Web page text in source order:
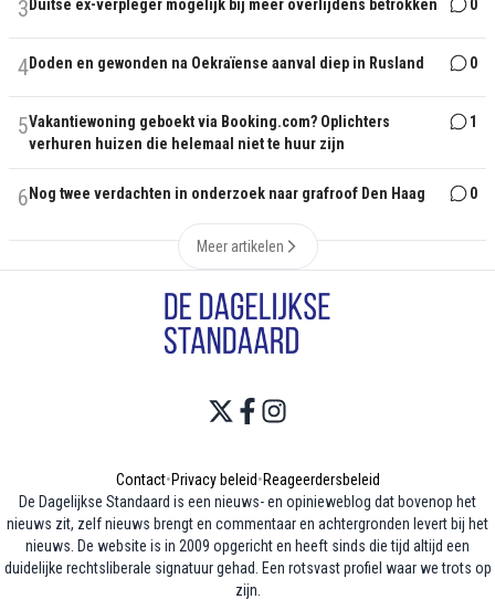
3 Duitse ex-verpleger mogelijk bij meer overlijdens betrokken 0
4Doden en gewonden na Oekraïense aanval diep in Rusland 0
5Vakantiewoning geboekt via Booking.com? Oplichters
verhuren huizen die helemaal niet te huur zijn
1
6 Nog twee verdachten in onderzoek naar grafroof Den Haag 0
Meer artikelen
Contact•Privacy beleid•Reageerdersbeleid
De Dagelijkse Standaard is een nieuws- en opinieweblog dat bovenop het
nieuws zit, zelf nieuws brengt en commentaar en achtergronden levert bij het
nieuws. De website is in 2009 opgericht en heeft sinds die tijd altijd een
duidelijke rechtsliberale signatuur gehad. Een rotsvast profiel waar we trots op
zijn.